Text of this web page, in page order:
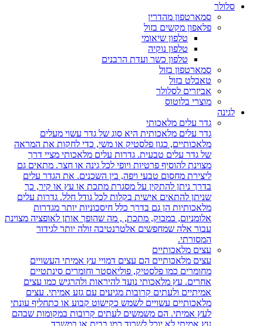
סלולר
סמארטפון מהדרין
פלאפון מקשים בזול
טלפון שיאומי
טלפון נוקיה
טלפון כשר ועדת הרבנים
סמארטפון בזול
טאבלט בזול
אביזרים לסלולר
מוצרי בלוטוס
לגינה
גדר עלים מלאכותי
גדר עלים מלאכותית היא סוג של גדר עשוי מעלים
מלאכותיים, כגון פלסטיק או משי, כדי לחקות את המראה
של גדר עלים טבעית. גדרות עלים מלאכותי מציי דרך
מצוינת להוסיף פרטיות ויופי לכל גינה או חצר. מתאים גם
ליצירת מחסום טבעי ויפה, בין השכנים. את הגדר עלים
בדרך ניתן להתקין על מסגרת מתכת או עץ או קיר, כך
שניתן להתאים אישית בקלות לכל גודל חלל. גדרות עלים
מלאכותיות הן גם בדרך כלל חיסכוניות יותר מגדרות
אלומניום, במבוק, מתכת, , מה שהופך אותן לאופציה מצוינת
עבור אלה שמחפשים אלטרנטיבה זולה יותר לגידור
המסורתי.
עצים מלאכותיים
עצים מלאכותיים הם עצים דמויי עץ אמיתי העשויים
מחומרים כמו פלסטיק, פוליאסטר וחומרים סינתטיים
אחרים. עץ מלאכותי נועד להיראות ולהרגיש כמו עצים
אמיתיים ולעתים קרובות מגיעים עם גזע אמיתי. עצים
מלאכותיים עשויים לשמש כקישוט קבוע או כתחליף עונתי
לעץ אמיתי. הם משמשים לעתים קרובות במקומות שבהם
עץ אמיתי לא יוכל לשרוד כמו בבית או במשרד.